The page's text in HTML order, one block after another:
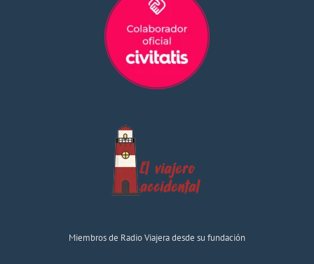
Miembros de Radio Viajera desde su fundación